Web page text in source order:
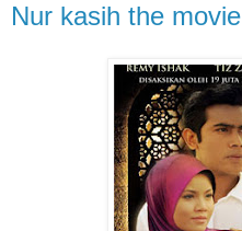
Nur kasih the movie